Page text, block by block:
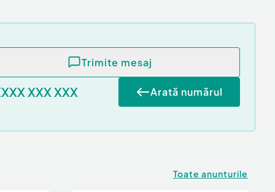
Trimite mesaj
XXX XXX Arată numărul
Toate anunturile